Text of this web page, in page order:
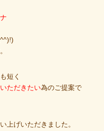
短く
ただきたい為のご提案で
上げいただきました。